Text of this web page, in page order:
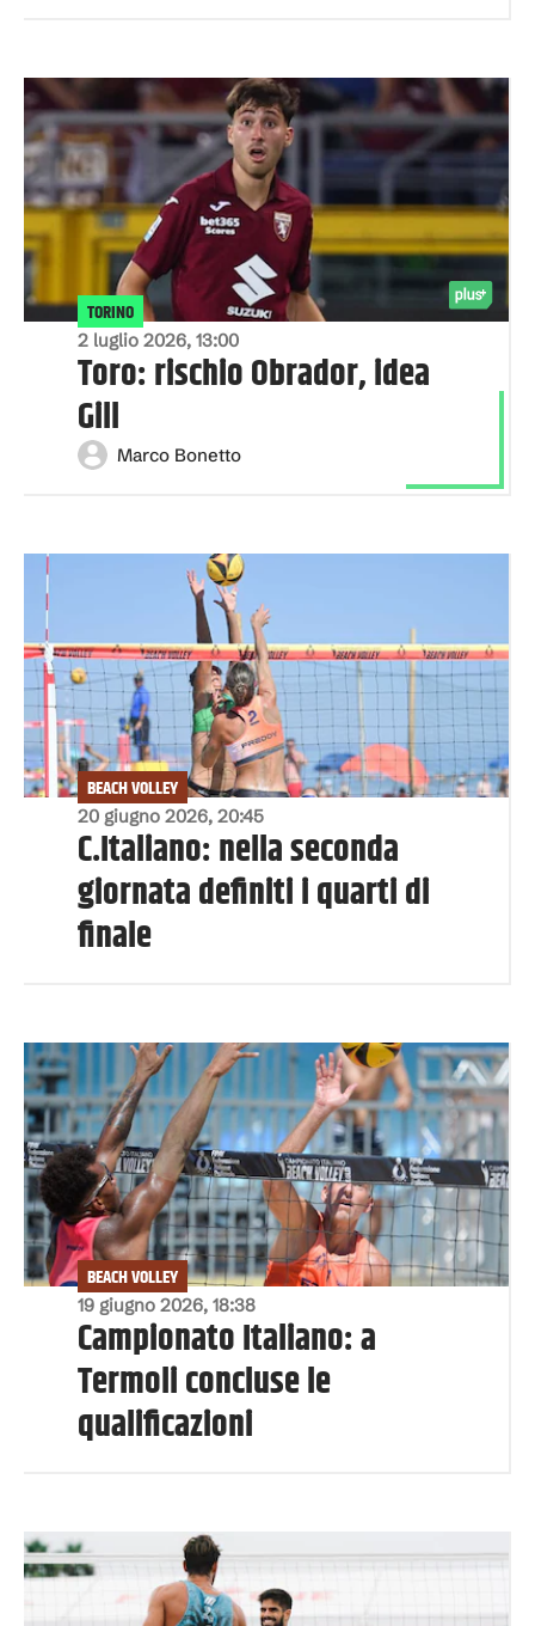
2 luglio 2026, 13:00
TORINO
Toro: rischio Obrador, idea
Gill
Marco Bonetto
20 giugno 2026, 20:45
BEACH VOLLEY
C.Italiano: nella seconda
giornata definiti i quarti di
finale
19 giugno 2026, 18:38
BEACH VOLLEY
Campionato Italiano: a
Termoli concluse le
qualificazioni